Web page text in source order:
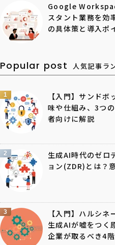
Google
スタント業務を効
の具体策と導入ポ
Popular post 人気記事ラ
1
【入門】サンドボ
味や仕組み、3つ
者向けに解説
2
生成AI時代のゼロ
ョン(ZDR)とは？
3
【入門】ハルシネ
生成AIが嘘をつく
企業が取るべき4